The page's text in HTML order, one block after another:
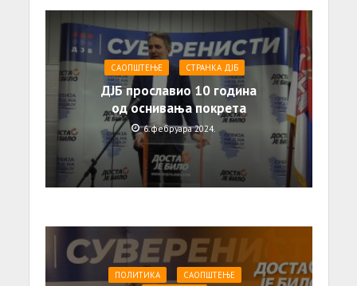
САОПШТЕЊE СТРАНКА ДЈБ
ДЈБ прославио 10 година
од оснивања покрета
6. фебруара 2024.
ПОЛИТИКА
САОПШТЕЊE